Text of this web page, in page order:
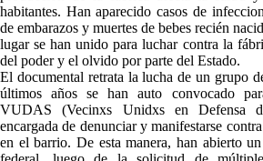
habitantes. Han aparecido casos de
de embarazos y muertes de bebes recién
lugar se han unido para luchar contra la
del poder y el olvido por parte del Estado.
El documental retrata la lucha de un grupo
últimos años se han auto convocado
VUDAS (Vecinxs Unidxs en Defensa
encargada de denunciar y manifestarse
en el barrio. De esta manera, han abierto